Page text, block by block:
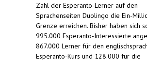
Zahl der Esperanto-Lerner auf den
Sprachenseiten Duolingo die Ein-
Grenze erreichen. Bisher haben sich
995.000 Esperanto-Interessierte
867.000 Lerner für den
Esperanto-Kurs und 128.000 für die